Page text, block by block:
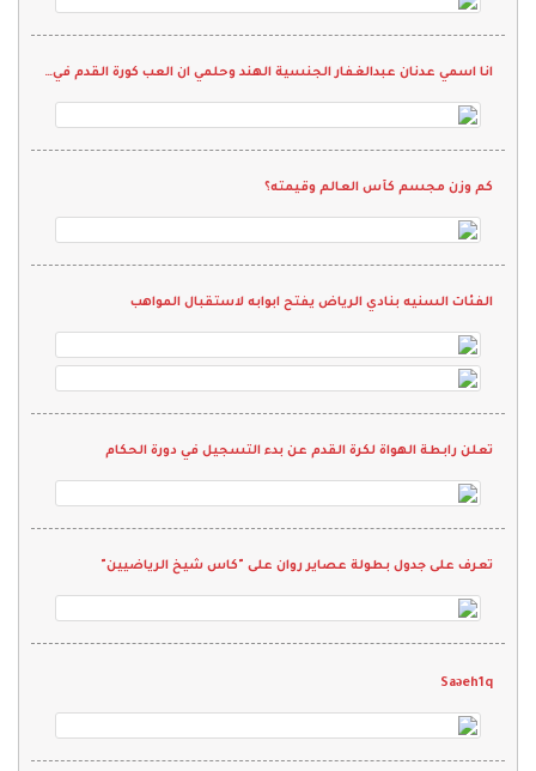
انا اسمي عدنان عبدالغفار الجنسية الهند وحلمي ان العب كورة القدم في نادي واقدم كل م لدي ويارب انها تححق
كم وزن مجسم كأس العالم وقيمته؟
الفئات السنيه بنادي الرياض يفتح ابوابه لاستقبال المواهب
تعلن رابطة الهواة لكرة القدم عن بدء التسجيل في دورة الحكام
تعرف على جدول بطولة عصاير روان على "كاس شيخ الرياضيين"
Saəeh1q